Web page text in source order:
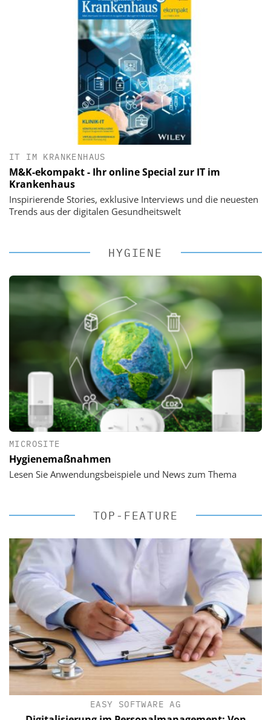
IT IM KRANKENHAUS
M&K-ekompakt - Ihr online Special zur IT im
Krankenhaus
Inspirierende Stories, exklusive Interviews und die neuesten
Trends aus der digitalen Gesundheitswelt
HYGIENE
MICROSITE
Hygienemaßnahmen
Lesen Sie Anwendungsbeispiele und News zum Thema
TOP-FEATURE
EASY SOFTWARE AG